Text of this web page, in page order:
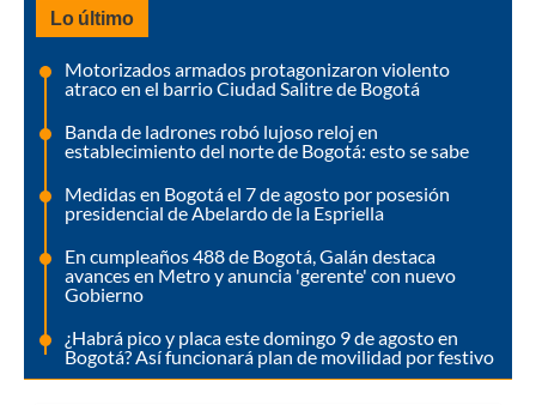
Lo último
Motorizados armados protagonizaron violento
atraco en el barrio Ciudad Salitre de Bogotá
Banda de ladrones robó lujoso reloj en
establecimiento del norte de Bogotá: esto se sabe
Medidas en Bogotá el 7 de agosto por posesión
presidencial de Abelardo de la Espriella
En cumpleaños 488 de Bogotá, Galán destaca
avances en Metro y anuncia 'gerente' con nuevo
Gobierno
¿Habrá pico y placa este domingo 9 de agosto en
Bogotá? Así funcionará plan de movilidad por festivo